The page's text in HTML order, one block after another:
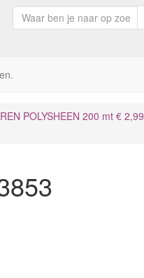
POLYSHEEN 200 mt € 2,99